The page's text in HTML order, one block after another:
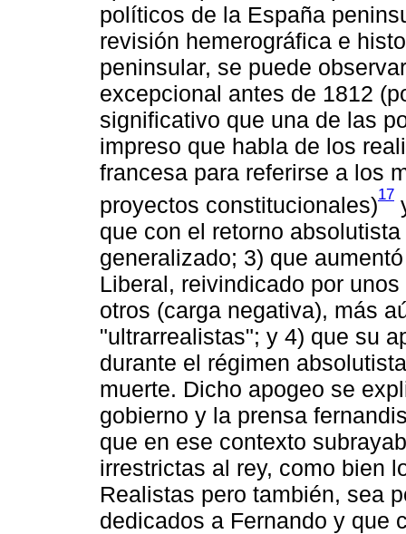
políticos de la España
revisión hemerográfica e
peninsular, se puede
excepcional antes de 1812
significativo que una de las
impreso que habla de los
francesa para referirse a los
proyectos constitucionales)17
que con el retorno
generalizado; 3) que
Liberal, reivindicado por
otros (carga negativa), más
"ultrarrealistas"; y 4) que su
durante el régimen
muerte. Dicho apogeo se
gobierno y la prensa
que en ese contexto
irrestrictas al rey, como bien
Realistas pero también, sea
dedicados a Fernando y que